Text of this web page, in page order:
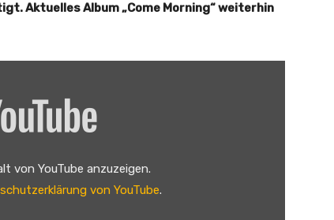
Aktuelles Album „Come Morning“ weiterhin
von YouTube anzuzeigen.
von YouTube.